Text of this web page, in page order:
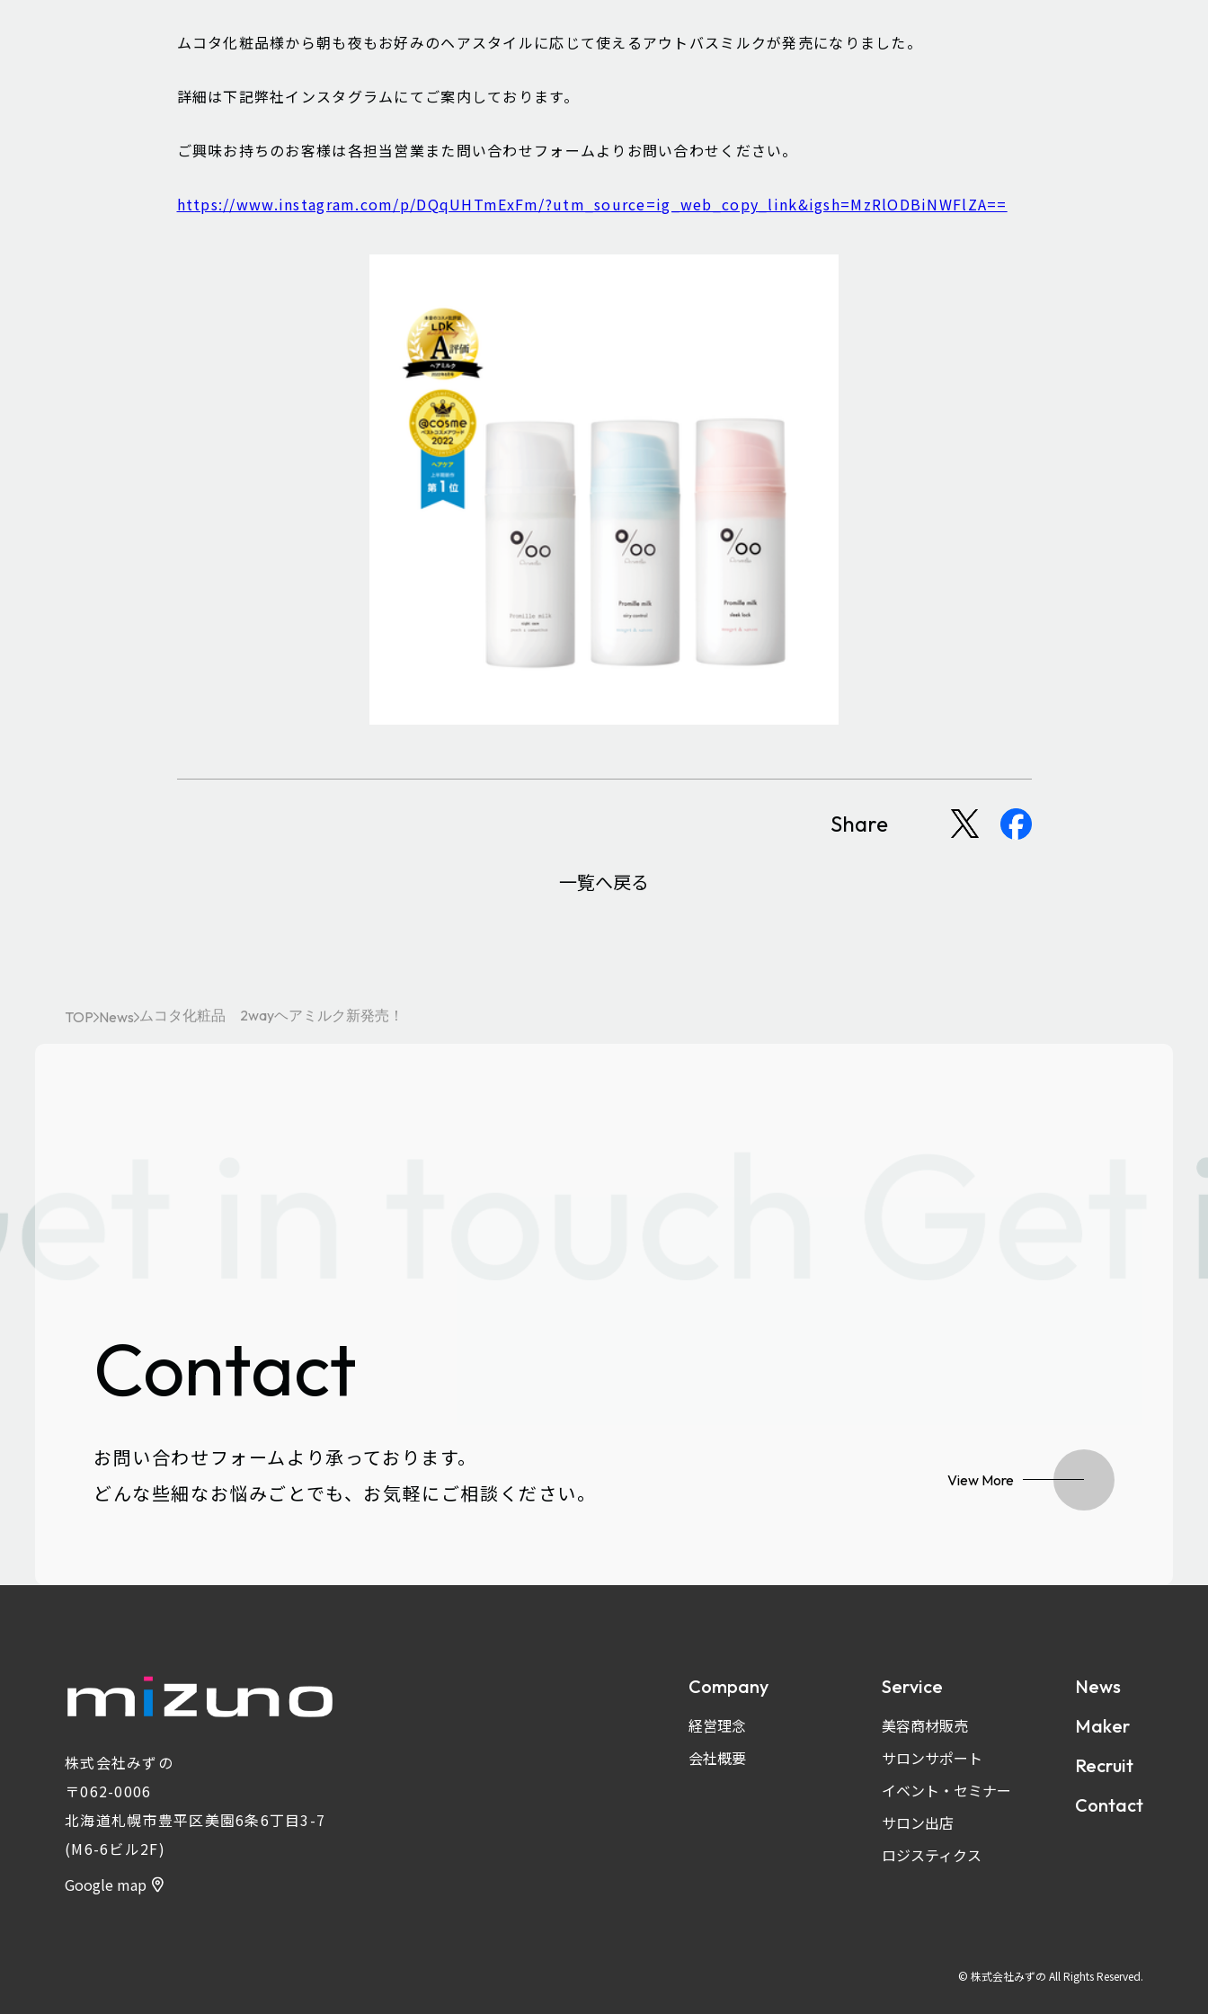
ムコタ化粧品様から朝も夜もお好みのヘアスタイルに応じて使えるアウトバスミルクが発売になりました。
詳細は下記弊社インスタグラムにてご案内しております。
ご興味お持ちのお客様は各担当営業また問い合わせフォームよりお問い合わせください。
https://www.instagram.com/p/DQqUHTmExFm/?utm_source=ig_web_copy_link&igsh=MzRlODBiNWFlZA==
Share
一覧へ戻る
TOP News ムコタ化粧品 2wayヘアミルク新発売！
Contact
お問い合わせフォームより承っております。
どんな些細なお悩みごとでも、お気軽にご相談ください。
View More
株式会社みずの
〒062-0006
北海道札幌市豊平区美園6条6丁目3-7
(M6-6ビル2F)
Google map
Company
経営理念
会社概要
Service
美容商材販売
サロンサポート
イベント・セミナー
サロン出店
ロジスティクス
News
Maker
Recruit
Contact
© 株式会社みずの All Rights Reserved.